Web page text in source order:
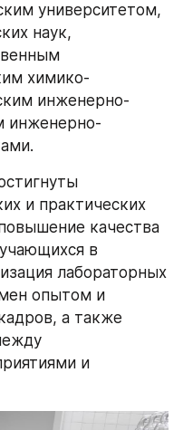
университетом,
наук,
химико-
инженерно-
инженерно-
и практических
качества
в
лабораторных
опытом и
а также
и